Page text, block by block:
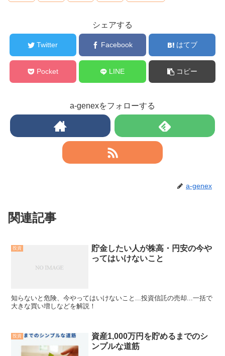
シェアする
Twitter Facebook はてブ
Pocket LINE コピー
a-genexをフォローする
a-genex
関連記事
投資
貯金したい人が株高・円安の今や
ってはいけないこと
知らないと危険、今やってはいけないこと...投資信託の売却...一括で
大きな買い増しなどを解説！
投資
資産1,000万円を貯めるまでのシ
ンプルな道筋